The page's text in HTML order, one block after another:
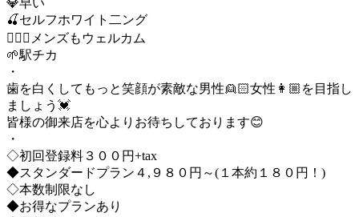
💎早い
🍒セルフホワイト二ング
🙆🏻‍♂️メンズもウェルカム
🌱駅チカ
・
歯を白くしてもっと笑顔が素敵な男性👱🏻女性👩🏼を目指し
ましょう💓
皆様の御来店を心よりお待ちしております😊
・
◇初回登録料３００円+tax
◆スタンダードプラン４,９８０円～(１本約１８０円！)
◇本数制限なし
◆お得なプランあり